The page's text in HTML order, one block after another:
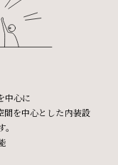
中心に
間を中心とした内装設